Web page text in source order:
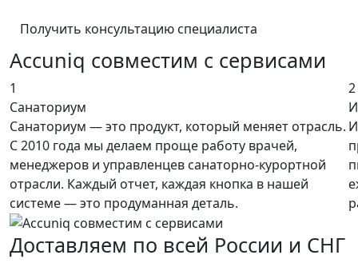
Получить консультацию специалиста
Accuniq совместим с сервисами
1
Санаториум
Санаториум — это продукт, который меняет отрасль.
С 2010 года мы делаем проще работу врачей,
менеджеров и управленцев санаторно-курортной
отрасли. Каждый отчет, каждая кнопка в нашей
системе — это продуманная деталь.
2
Доставляем по всей России и СНГ